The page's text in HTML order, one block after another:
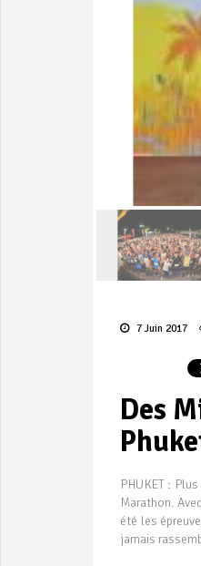
7 Juin 2017
Des
PHUKET :
Marathon.
été les
jamais